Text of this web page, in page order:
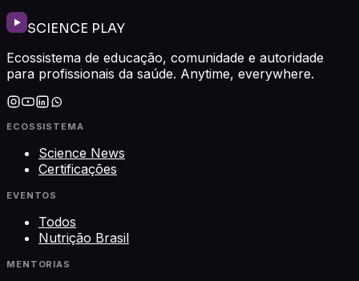
SCIENCE PLAY
Ecossistema de educação, comunidade e autoridade
para profissionais da saúde. Anytime, everywhere.
ECOSSISTEMA
Science News
Certificações
EVENTOS
Todos
Nutrição Brasil
MENTORIAS